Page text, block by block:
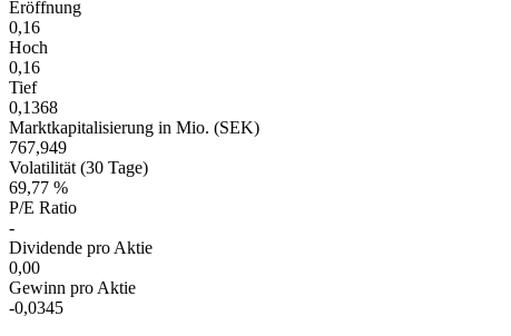
Eröffnung
0,16
Hoch
0,16
Tief
0,1368
Marktkapitalisierung in Mio. (SEK)
767,949
Volatilität (30 Tage)
69,77 %
P/E Ratio
-
Dividende pro Aktie
0,00
Gewinn pro Aktie
-0,0345